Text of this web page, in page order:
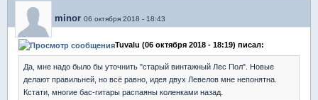
minor 06 октября 2018 - 18:43
Tuvalu (06 октября 2018 - 18:19) писал:
Да, мне надо было бы уточнить "старый винтажный Лес Пол". Новые
делают правильней, но всё равно, идея двух Левелов мне непонятна.
Кстати, многие бас-гитары распаяны коленками назад.